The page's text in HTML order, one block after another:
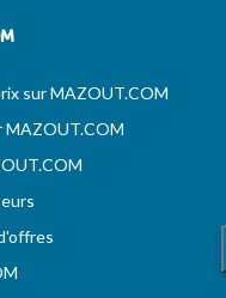
sur MAZOUT.COM
MAZOUT.COM